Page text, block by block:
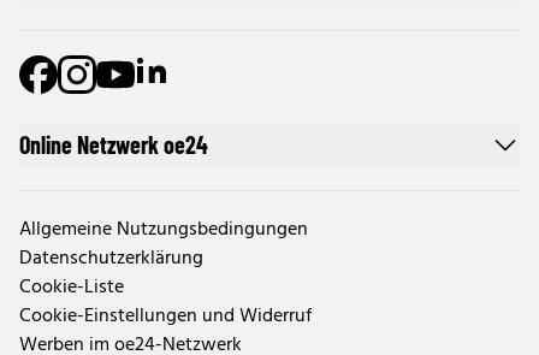
Online Netzwerk oe24
Allgemeine Nutzungsbedingungen
Datenschutzerklärung
Cookie-Liste
Cookie-Einstellungen und Widerruf
Werben im oe24-Netzwerk